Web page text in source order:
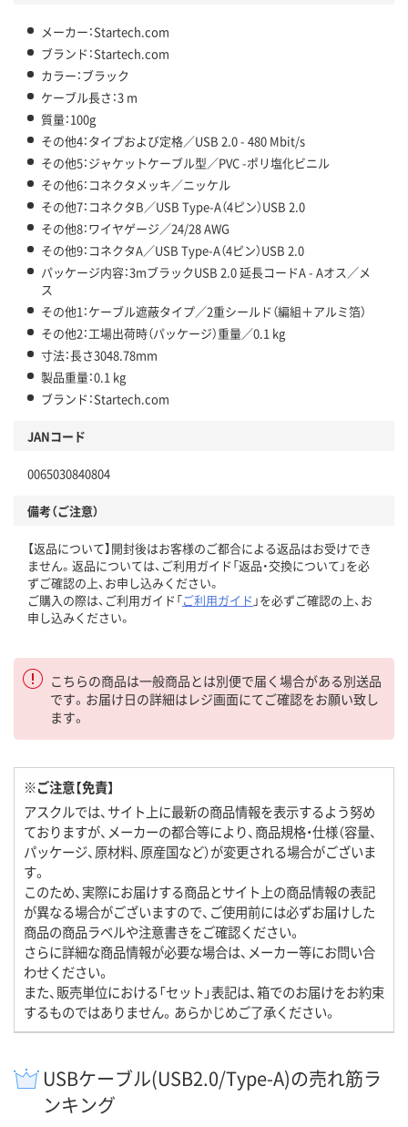
メーカー：Startech.com
ブランド：Startech.com
カラー：ブラック
ケーブル長さ：3 m
質量：100g
その他4：タイプおよび定格／USB 2.0 - 480 Mbit/s
その他5：ジャケットケーブル型／PVC -ポリ塩化ビニル
その他6：コネクタメッキ／ニッケル
その他7：コネクタB／USB Type-A（4ピン）USB 2.0
その他8：ワイヤゲージ／24/28 AWG
その他9：コネクタA／USB Type-A（4ピン）USB 2.0
パッケージ内容：3mブラックUSB 2.0 延長コードA - Aオス／メ
ス
その他1：ケーブル遮蔽タイプ／2重シールド（編組＋アルミ箔）
その他2：工場出荷時（パッケージ）重量／0.1 kg
寸法：長さ3048.78mm
製品重量：0.1 kg
ブランド：Startech.com
JANコード
0065030840804
備考（ご注意）
【返品について】開封後はお客様のご都合による返品はお受けでき
ません。返品については、ご利用ガイド「返品・交換について」を必
ずご確認の上、お申し込みください。
ご購入の際は、ご利用ガイド「ご利用ガイド 」を必ずご確認の上、お
申し込みください。
こちらの商品は一般商品とは別便で届く場合がある別送品
です。お届け日の詳細はレジ画面にてご確認をお願い致し
ます。
※ご注意【免責】
アスクルでは、サイト上に最新の商品情報を表示するよう努め
ておりますが、メーカーの都合等により、商品規格・仕様（容量、
パッケージ、原材料、原産国など）が変更される場合がございま
す。
このため、実際にお届けする商品とサイト上の商品情報の表記
が異なる場合がございますので、ご使用前には必ずお届けした
商品の商品ラベルや注意書きをご確認ください。
さらに詳細な商品情報が必要な場合は、メーカー等にお問い合
わせください。
また、販売単位における「セット」表記は、箱でのお届けをお約束
するものではありません。あらかじめご了承ください。
USBケーブル(USB2.0/Type-A)の売れ筋ラ
ンキング